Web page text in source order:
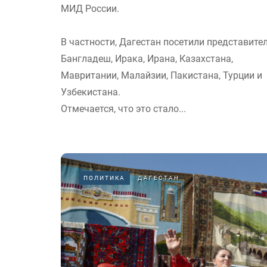
МИД России.
В частности, Дагестан посетили
Бангладеш, Ирака, Ирана, Казахстана,
Мавритании, Малайзии, Пакистана, Турции и
Узбекистана.
Отмечается, что это стало...
ПОЛИТИКА ДАГЕСТАН